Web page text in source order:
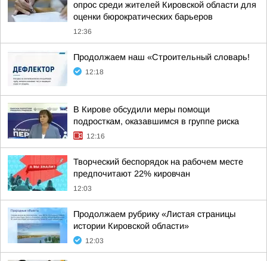
опрос среди жителей Кировской области для
оценки бюрократических барьеров
12:36
Продолжаем наш «Строительный словарь!
12:18
В Кирове обсудили меры помощи
подросткам, оказавшимся в группе риска
12:16
Творческий беспорядок на рабочем месте
предпочитают 22% кировчан
12:03
Продолжаем рубрику «Листая страницы
истории Кировской области»
12:03